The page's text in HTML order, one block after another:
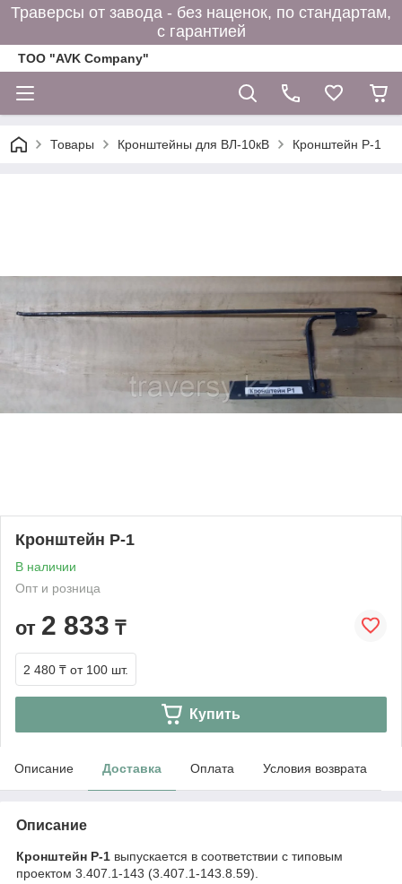
Траверсы от завода - без наценок, по стандартам,
с гарантией
ТОО "AVK Company"
Товары Кронштейны для ВЛ-10кВ Кронштейн Р-1
Кронштейн Р-1
В наличии
Опт и розница
от 2 833 ₸
2 480 ₸ от 100 шт.
Купить
Описание Доставка Оплата Условия возврата
Описание
Кронштейн Р-1 выпускается в соответствии с типовым
проектом 3.407.1-143 (3.407.1-143.8.59).